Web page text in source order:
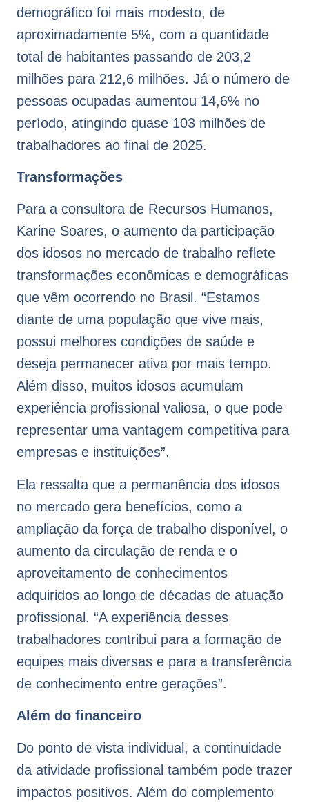
demográfico foi mais modesto, de
aproximadamente 5%, com a quantidade
total de habitantes passando de 203,2
milhões para 212,6 milhões. Já o número de
pessoas ocupadas aumentou 14,6% no
período, atingindo quase 103 milhões de
trabalhadores ao final de 2025.
Transformações
Para a consultora de Recursos Humanos,
Karine Soares, o aumento da participação
dos idosos no mercado de trabalho reflete
transformações econômicas e demográficas
que vêm ocorrendo no Brasil. “Estamos
diante de uma população que vive mais,
possui melhores condições de saúde e
deseja permanecer ativa por mais tempo.
Além disso, muitos idosos acumulam
experiência profissional valiosa, o que pode
representar uma vantagem competitiva para
empresas e instituições”.
Ela ressalta que a permanência dos idosos
no mercado gera benefícios, como a
ampliação da força de trabalho disponível, o
aumento da circulação de renda e o
aproveitamento de conhecimentos
adquiridos ao longo de décadas de atuação
profissional. “A experiência desses
trabalhadores contribui para a formação de
equipes mais diversas e para a transferência
de conhecimento entre gerações”.
Além do financeiro
Do ponto de vista individual, a continuidade
da atividade profissional também pode trazer
impactos positivos. Além do complemento